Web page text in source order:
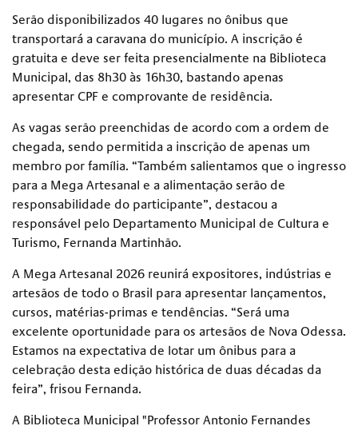
Serão disponibilizados 40 lugares no ônibus que
transportará a caravana do município. A inscrição é
gratuita e deve ser feita presencialmente na Biblioteca
Municipal, das 8h30 às 16h30, bastando apenas
apresentar CPF e comprovante de residência.
As vagas serão preenchidas de acordo com a ordem de
chegada, sendo permitida a inscrição de apenas um
membro por família. “Também salientamos que o ingresso
para a Mega Artesanal e a alimentação serão de
responsabilidade do participante”, destacou a
responsável pelo Departamento Municipal de Cultura e
Turismo, Fernanda Martinhão.
A Mega Artesanal 2026 reunirá expositores, indústrias e
artesãos de todo o Brasil para apresentar lançamentos,
cursos, matérias-primas e tendências. “Será uma
excelente oportunidade para os artesãos de Nova Odessa.
Estamos na expectativa de lotar um ônibus para a
celebração desta edição histórica de duas décadas da
feira”, frisou Fernanda.
A Biblioteca Municipal "Professor Antonio Fernandes